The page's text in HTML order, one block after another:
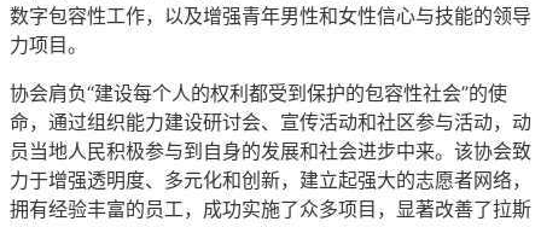
数字包容性工作，以及增强青年男性和女性信心与技能的领导
力项目。
协会肩负“建设每个人的权利都受到保护的包容性社会”的使
命，通过组织能力建设研讨会、宣传活动和社区参与活动，动
员当地人民积极参与到自身的发展和社会进步中来。该协会致
力于增强透明度、多元化和创新，建立起强大的志愿者网络，
拥有经验丰富的员工，成功实施了众多项目，显著改善了拉斯